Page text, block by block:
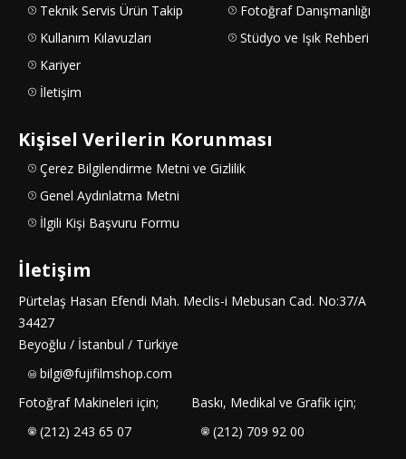
Teknik Servis Ürün Takip
Kullanım Kılavuzları
Kariyer
İletişim
Fotoğraf Danışmanlığı
Stüdyo ve Işık Rehberi
Kişisel Verilerin Korunması
Çerez Bilgilendirme Metni ve Gizlilik
Genel Aydınlatma Metni
İlgili Kişi Başvuru Formu
İletişim
Pürtelaş Hasan Efendi Mah. Meclis-i Mebusan Cad. No:37/A
34427
Beyoğlu / İstanbul / Türkiye
bilgi@fujifilmshop.com
Fotoğraf Makineleri için;
(212) 243 65 07
Baskı, Medikal ve Grafik için;
(212) 709 92 00